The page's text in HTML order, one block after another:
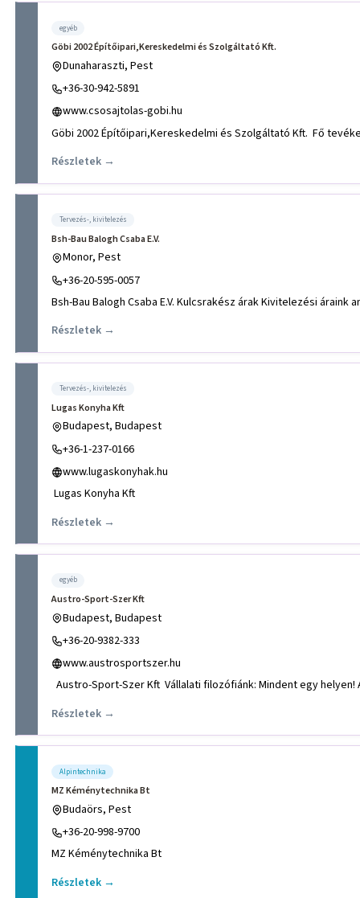
egyéb
Göbi 2002 Építőipari,Kereskedelmi és Szolgáltató Kft.
Dunaharaszti, Pest
+36-30-942-5891
www.csosajtolas-gobi.hu
Göbi 2002 Építőipari,Kereskedelmi és Szolgáltató Kft. Fő
Részletek →
Tervezés-, kivitelezés
Bsh-Bau Balogh Csaba E.V.
Monor, Pest
+36-20-595-0057
Bsh-Bau Balogh Csaba E.V. Kulcsrakész árak Kivitelezési
Részletek →
Tervezés-, kivitelezés
Lugas Konyha Kft
Budapest, Budapest
+36-1-237-0166
www.lugaskonyhak.hu
Lugas Konyha Kft
Részletek →
egyéb
Austro-Sport-Szer Kft
Budapest, Budapest
+36-20-9382-333
www.austrosportszer.hu
Részletek →
Alpintechnika
MZ Kéménytechnika Bt
Budaörs, Pest
+36-20-998-9700
Részletek →